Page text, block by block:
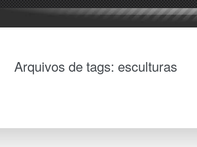
Arquivos de tags: esculturas